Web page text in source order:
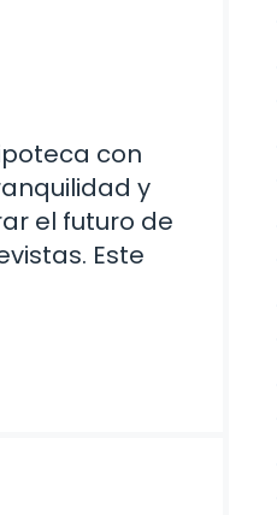
con
y
el futuro de
Este